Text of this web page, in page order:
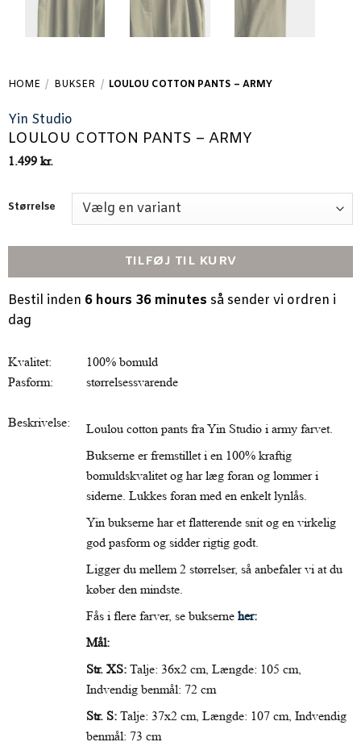
HOME / BUKSER / LOULOU COTTON PANTS – ARMY
Yin Studio
LOULOU COTTON PANTS – ARMY
1.499 kr.
Størrelse
TILFØJ TIL KURV
Bestil inden 6 hours 36 minutes så sender vi ordren i
dag
Kvalitet:
Pasform:
Beskrivelse:
100% bomuld
størrelsessvarende
Loulou cotton pants fra Yin Studio i army farvet.
Bukserne er fremstillet i en 100% kraftig
bomuldskvalitet og har læg foran og lommer i
siderne. Lukkes foran med en enkelt lynlås.
Yin bukserne har et flatterende snit og en virkelig
god pasform og sidder rigtig godt.
Ligger du mellem 2 størrelser, så anbefaler vi at du
køber den mindste.
Fås i flere farver, se bukserneher:
Mål:
Str. XS: Talje: 36x2 cm, Længde: 105 cm,
Indvendig benmål: 72 cm
Str. S: Talje: 37x2 cm, Længde: 107 cm, Indvendig
benmål: 73 cm